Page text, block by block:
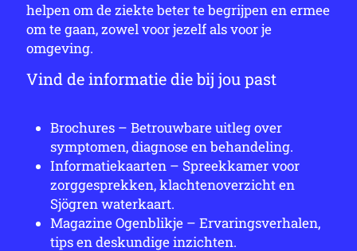
helpen om de ziekte beter te begrijpen en ermee
om te gaan, zowel voor jezelf als voor je
omgeving.
Vind de informatie die bij jou past
Brochures – Betrouwbare uitleg over
symptomen, diagnose en behandeling.
Informatiekaarten – Spreekkamer voor
zorggesprekken, klachtenoverzicht en
Sjögren waterkaart.
Magazine Ogenblikje – Ervaringsverhalen,
tips en deskundige inzichten.